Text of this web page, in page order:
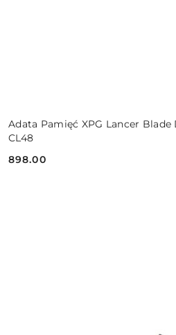
Adata Pamięć XPG Lancer Blade
CL48
Cena:
898.00